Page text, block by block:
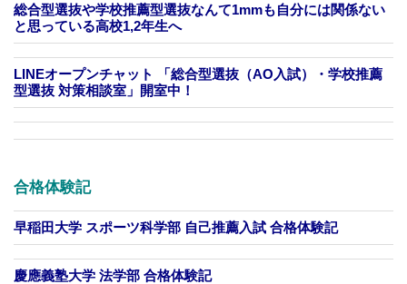
総合型選抜や学校推薦型選抜なんて1mmも自分には関係ない
と思っている高校1,2年生へ
LINEオープンチャット 「総合型選抜（AO入試）・学校推薦
型選抜 対策相談室」開室中！
合格体験記
早稲田大学 スポーツ科学部 自己推薦入試 合格体験記
慶應義塾大学 法学部 合格体験記